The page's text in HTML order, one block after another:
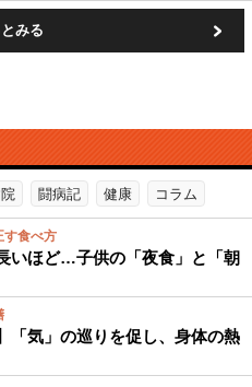
みる
闘病記 健康 コラム
す食べ方
いほど…子供の「夜食」と「朝
「気」の巡りを促し、身体の熱